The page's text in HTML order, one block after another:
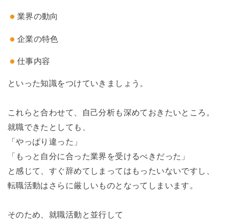
業界の動向
企業の特色
仕事内容
といった知識をつけていきましょう。
これらと合わせて、自己分析も深めておきたいところ。
就職できたとしても、
「やっぱり違った」
「もっと自分に合った業界を受けるべきだった」
と感じて、すぐ辞めてしまってはもったいないですし、
転職活動はさらに厳しいものとなってしまいます。
そのため、就職活動と並行して